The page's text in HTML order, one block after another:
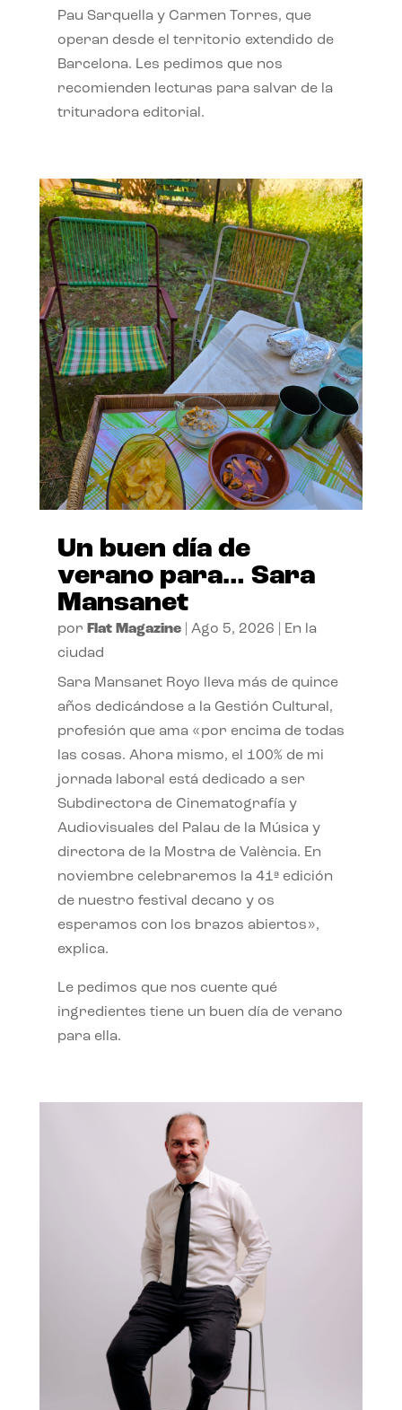
Pau Sarquella y Carmen Torres, que
operan desde el territorio extendido de
Barcelona. Les pedimos que nos
recomienden lecturas para salvar de la
trituradora editorial.
Un buen día de
verano para… Sara
Mansanet
por Flat Magazine| Ago 5, 2026
En la
ciudad
Sara Mansanet Royo lleva más de quince
años dedicándose a la Gestión Cultural,
profesión que ama «por encima de todas
las cosas. Ahora mismo, el 100% de mi
jornada laboral está dedicado a ser
Subdirectora de Cinematografía y
Audiovisuales del Palau de la Música y
directora de la Mostra de València. En
noviembre celebraremos la 41ª edición
de nuestro festival decano y os
esperamos con los brazos abiertos»,
explica.
Le pedimos que nos cuente qué
ingredientes tiene un buen día de verano
para ella.